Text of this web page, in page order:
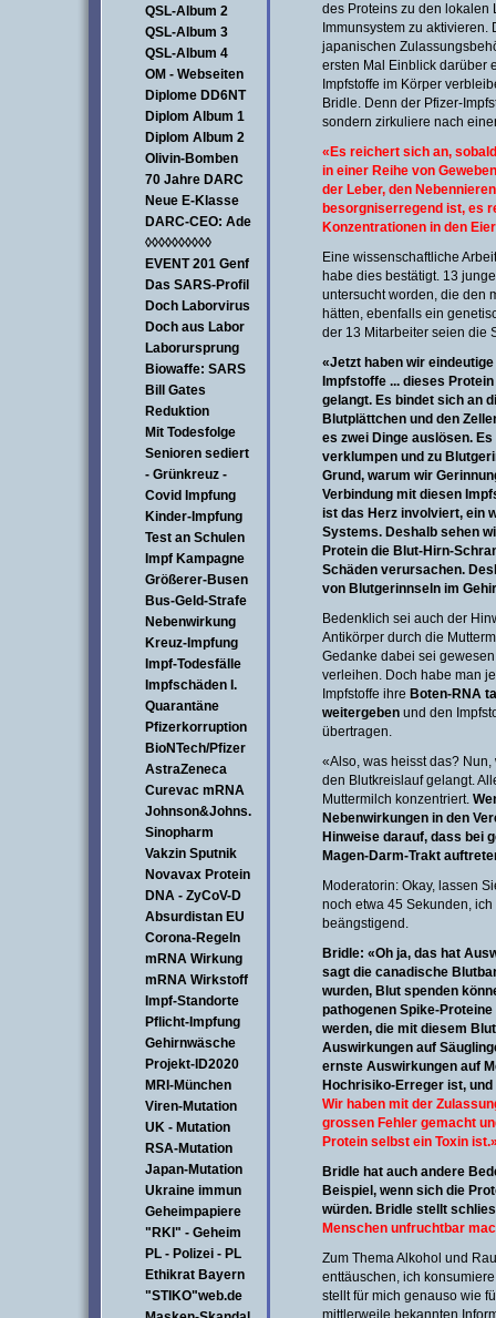
QSL-Album 2
QSL-Album 3
QSL-Album 4
OM - Webseiten
Diplome DD6NT
Diplom Album 1
Diplom Album 2
Olivin-Bomben
70 Jahre DARC
Neue E-Klasse
DARC-CEO: Ade
◊◊◊◊◊◊◊◊◊◊
EVENT 201 Genf
Das SARS-Profil
Doch Laborvirus
Doch aus Labor
Laborursprung
Biowaffe: SARS
Bill Gates
Reduktion
Mit Todesfolge
Senioren sediert
- Grünkreuz -
Covid Impfung
Kinder-Impfung
Test an Schulen
Impf Kampagne
Größerer-Busen
Bus-Geld-Strafe
Nebenwirkung
Kreuz-Impfung
Impf-Todesfälle
Impfschäden I.
Quarantäne
Pfizerkorruption
BioNTech/Pfizer
AstraZeneca
Curevac mRNA
Johnson&Johns.
Sinopharm
Vakzin Sputnik
Novavax Protein
DNA - ZyCoV-D
Absurdistan EU
Corona-Regeln
mRNA Wirkung
mRNA Wirkstoff
Impf-Standorte
Pflicht-Impfung
Gehirnwäsche
Projekt-ID2020
MRI-München
Viren-Mutation
UK - Mutation
RSA-Mutation
Japan-Mutation
Ukraine immun
Geheimpapiere
"RKI" - Geheim
PL - Polizei - PL
Ethikrat Bayern
"STIKO"web.de
des Proteins zu den lokalen
Immunsystem zu
japanischen
ersten Mal Einblick darüber
Impfstoffe im Körper
Bridle. Denn der Pfizer-
sondern zirkuliere nach
«Es reichert sich an,
in einer Reihe von
der Leber, den
besorgniserregend ist, es
Konzentrationen in den
Eine wissenschaftliche
habe dies bestätigt. 13
untersucht worden, die den
hätten, ebenfalls ein
der 13 Mitarbeiter seien die
«Jetzt haben wir
Impfstoffe ... dieses
gelangt. Es bindet sich an
Blutplättchen und den
es zwei Dinge auslösen.
verklumpen und zu
Grund, warum wir
Verbindung mit diesen
ist das Herz involviert, ein
Systems. Deshalb sehen
Protein die Blut-Hirn-
Schäden verursachen.
von Blutgerinnseln im
Bedenklich sei auch der
Antikörper durch die
Gedanke dabei sei
verleihen. Doch habe man
Impfstoffe ihre Boten-RNA
weitergeben und den
übertragen.
«Also, was heisst das?
den Blutkreislauf gelangt.
Muttermilch konzentriert.
Nebenwirkungen in den
Hinweise darauf, dass bei
Magen-Darm-Trakt
Moderatorin: Okay, lassen
noch etwa 45 Sekunden,
beängstigend.
Bridle: «Oh ja, das hat
sagt die canadische
wurden, Blut spenden
pathogenen Spike-
werden, die mit diesem
Auswirkungen auf
ernste Auswirkungen auf
Hochrisiko-Erreger ist,
Wir haben mit der
grossen Fehler gemacht
Protein selbst ein Toxin
Bridle hat auch andere
Beispiel, wenn sich die
würden. Bridle stellt
Menschen unfruchtbar
Zum Thema Alkohol und
enttäuschen, ich
stellt für mich genauso wie
mittlerweile bekannten